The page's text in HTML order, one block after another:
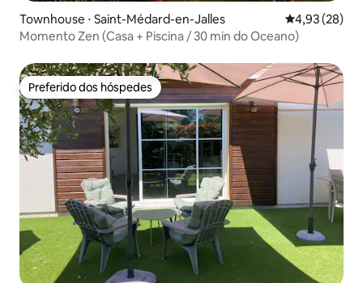
Townhouse ⋅ Saint-Médard-en-Jalles 4,93 de uma
4,93 (28)
Momento Zen (Casa + Piscina / 30 min do Oceano)
Preferido dos hóspedes
Preferido dos hóspedes